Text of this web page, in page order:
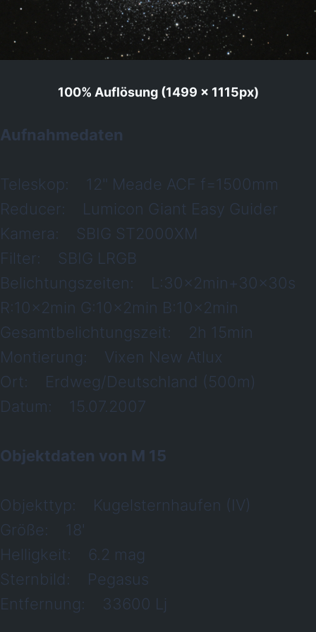
100% Auflösung (1499 x 1115px)
Aufnahmedaten
Teleskop: 12" Meade ACF f=1500mm
Reducer: Lumicon Giant Easy Guider
Kamera: SBIG ST2000XM
Filter: SBIG LRGB
Belichtungszeiten: L:30x2min+30x30s
R:10x2min G:10x2min B:10x2min
Gesamtbelichtungszeit: 2h 15min
Montierung: Vixen New Atlux
Ort: Erdweg/Deutschland (500m)
Datum: 15.07.2007
Objektdaten von M 15
Objekttyp: Kugelsternhaufen (IV)
Größe: 18'
Helligkeit: 6.2 mag
Sternbild: Pegasus
Entfernung: 33600 Lj